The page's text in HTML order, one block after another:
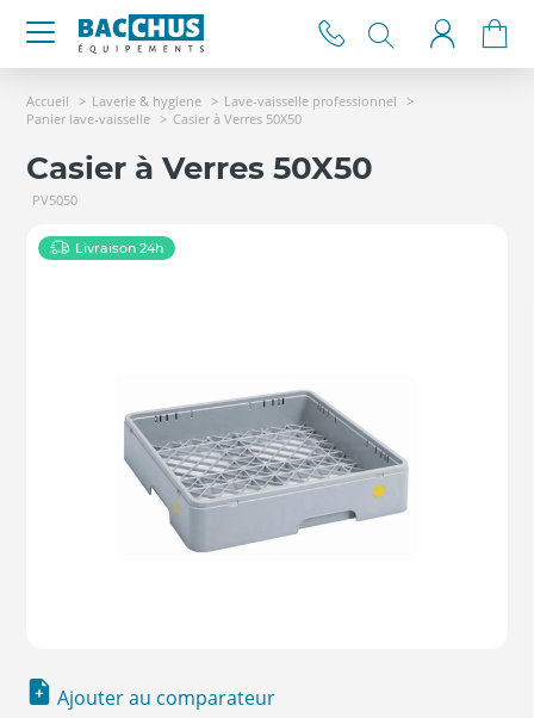
Accueil Laverie & hygiene
Lave-vaisselle professionnel
Panier lave-vaisselle
Casier à Verres 50X50
Casier à Verres 50X50
PV5050
Livraison 24h
Ajouter au comparateur